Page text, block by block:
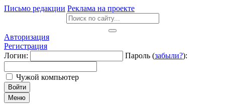
Письмо редакции Реклама на проекте
Авторизация
Регистрация
Логин:
Пароль (забыли?):
Чужой компьютер
Войти
Меню